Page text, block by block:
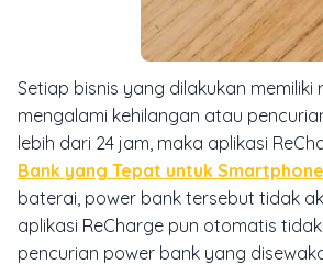
Setiap bisnis yang dilakukan
mengalami kehilangan atau
lebih dari 24 jam, maka aplikasi
Bank yang Tepat untuk
baterai, power bank tersebut tidak
aplikasi ReCharge pun otomatis
pencurian power bank yang